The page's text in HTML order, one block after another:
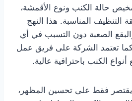
حالة الكنب ونوع الأقمشة،
التنظيف المناسبة. هذا النهج
الصعبة دون التسبب في أي
كما تعتمد الشركة على فريق عمل
الكنب باحترافية عالية.
يقتصر فقط على تحسين المظهر،